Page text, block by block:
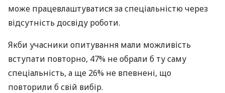
може працевлаштуватися за спеціальністю через
відсутність досвіду роботи.
Якби учасники опитування мали можливість
вступати повторно, 47% не обрали б ту саму
спеціальність, а ще 26% не впевнені, що
повторили б свій вибір.